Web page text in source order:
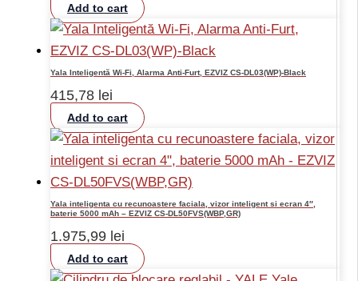
Add to cart
Yala Inteligentă Wi-Fi, Alarma Anti-Furt, EZVIZ CS-DL03(WP)-Black
415,78 lei
Add to cart
Yala inteligenta cu recunoastere faciala, vizor inteligent si ecran 4″,
baterie 5000 mAh – EZVIZ CS-DL50FVS(WBP,GR)
1.975,99 lei
Add to cart